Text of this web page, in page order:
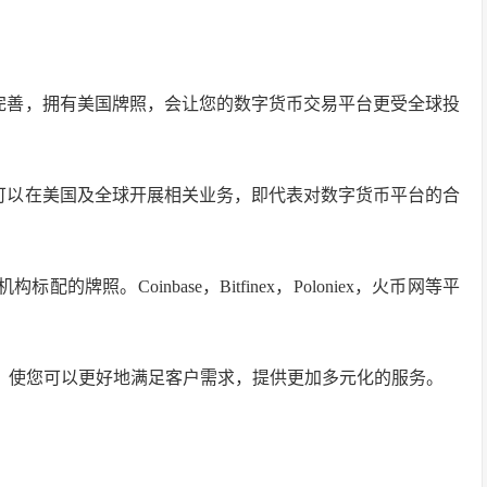
，拥有美国牌照，会让您的数字货币交易平台更受全球投
在美国及全球开展相关业务，即代表对数字货币平台的合
标配的牌照。Coinbase，Bitfinex，Poloniex，火币网等平
您可以更好地满足客户需求，提供更加多元化的服务。